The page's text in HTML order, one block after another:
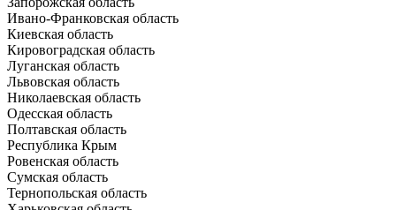
Ивано-Франковская область
Киевская область
Кировоградская область
Луганская область
Львовская область
Николаевская область
Одесская область
Полтавская область
Республика Крым
Ровенская область
Сумская область
Тернопольская область